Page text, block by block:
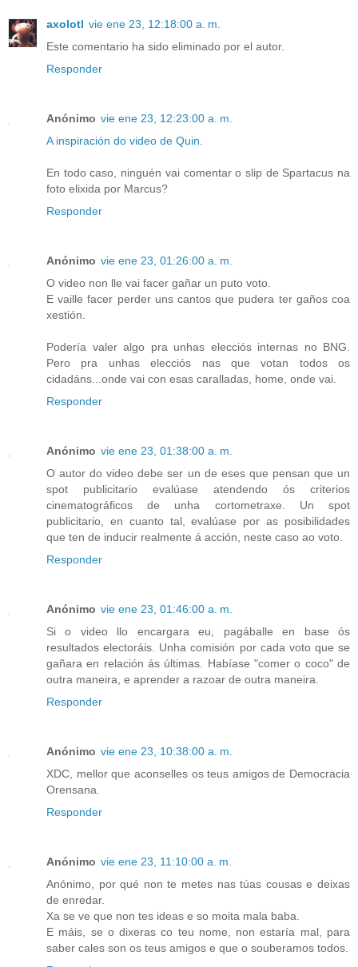
axolotl vie ene 23, 12:18:00 a. m.
Este comentario ha sido eliminado por el autor.
Responder
Anónimo vie ene 23, 12:23:00 a. m.
A inspiración do video de Quin
En todo caso, ninguén vai comentar o slip de Spartacus na
foto elixida por Marcus?
Responder
Anónimo vie ene 23, 01:26:00 a. m.
O video non lle vai facer gañar un puto voto.
E vaille facer perder uns cantos que pudera ter gaños coa
xestión.
Podería valer algo pra unhas elecciós internas no BNG.
Pero pra unhas elecciós nas que votan todos os
cidadáns...onde vai con esas caralladas, home, onde vai.
Responder
Anónimo vie ene 23, 01:38:00 a. m.
O autor do video debe ser un de eses que pensan que un
spot publicitario evalúase atendendo ós criterios
cinematográficos de unha cortometraxe. Un spot
publicitario, en cuanto tal, evalúase por as posibilidades
que ten de inducir realmente á acción, neste caso ao voto.
Responder
Anónimo vie ene 23, 01:46:00 a. m.
Si o video llo encargara eu, pagáballe en base ós
resultados electoráis. Unha comisión por cada voto que se
gañara en relación ás últimas. Habíase "comer o coco" de
outra maneira, e aprender a razoar de outra maneira.
Responder
Anónimo vie ene 23, 10:38:00 a. m.
XDC, mellor que aconselles os teus amigos de Democracia
Orensana.
Responder
Anónimo vie ene 23, 11:10:00 a. m.
Anónimo, por qué non te metes nas túas cousas e deixas
de enredar.
Xa se ve que non tes ideas e so moita mala baba.
E máis, se o dixeras co teu nome, non estaría mal, para
saber cales son os teus amigos e que o souberamos todos.